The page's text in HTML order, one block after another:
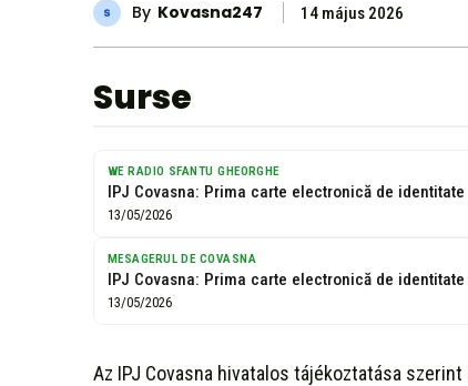
By Kovasna247 14 május 2026
Surse
WE RADIO SFANTU GHEORGHE
13/05/2026
MESAGERUL DE COVASNA
13/05/2026
Az IPJ Covasna hivatalos tájékoztatása